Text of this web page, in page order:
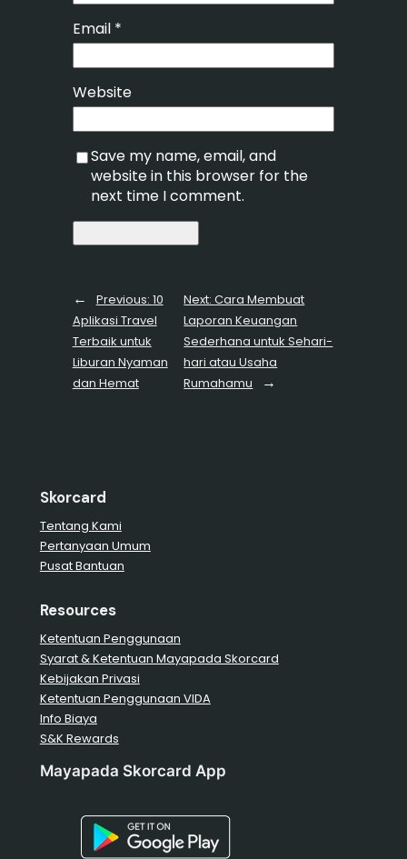
Email *
Website
Save my name, email, and
website in this browser for the
next time I comment.
← Previous: 10
Aplikasi Travel
Terbaik untuk
Liburan Nyaman
dan Hemat
Next:Cara Membuat
Laporan Keuangan
Sederhana untuk Sehari-
hari atau Usaha
Rumahamu
→
Skorcard
Tentang Kami
Pertanyaan Umum
Pusat Bantuan
Resources
Ketentuan Penggunaan
Syarat & Ketentuan Mayapada Skorcard
Kebijakan Privasi
Ketentuan Penggunaan VIDA
Info Biaya
S&K Rewards
Mayapada Skorcard App